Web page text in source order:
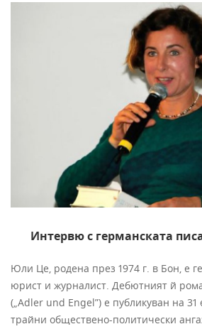
Интервю с германската
Юли Це, родена през 1974 г. в Бон, е
юрист и журналист. Дебютният й
(„Adler und Engel”) е публикуван на
трайни обществено-политически